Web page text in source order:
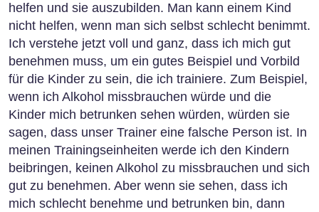
helfen und sie auszubilden. Man kann einem Kind
nicht helfen, wenn man sich selbst schlecht benimmt.
Ich verstehe jetzt voll und ganz, dass ich mich gut
benehmen muss, um ein gutes Beispiel und Vorbild
für die Kinder zu sein, die ich trainiere. Zum Beispiel,
wenn ich Alkohol missbrauchen würde und die
Kinder mich betrunken sehen würden, würden sie
sagen, dass unser Trainer eine falsche Person ist. In
meinen Trainingseinheiten werde ich den Kindern
beibringen, keinen Alkohol zu missbrauchen und sich
gut zu benehmen. Aber wenn sie sehen, dass ich
mich schlecht benehme und betrunken bin, dann